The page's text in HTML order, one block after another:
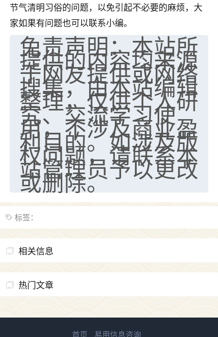
节气清明习俗的问题，以免引起不必要的麻烦，大
家如果有问题也可以联系小编。
免责声明：本站所
提供的内容均来源
于网友提供或网络
搜集，由本站编辑
整理，仅供个人研
究、交流学习使
用，不涉及商业盈
利目的。如涉及版
权问题，请联系本
站管理员予以更改
或删除。
标签：
相关信息
热门文章
优秀的张同学
老师收徒吗？？我对这些很感兴趣
2天前 来自山西
首页 易用信息咨询